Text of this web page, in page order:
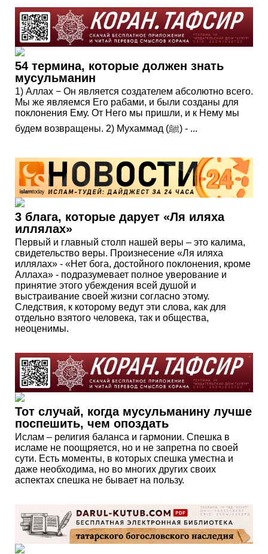
54 термина, которые должен знать
мусульманин
1) Аллах − Он является создателем абсолютно всего.
Мы же являемся Его рабами, и были созданы для
поклонения Ему. От Него мы пришли, и к Нему мы
будем возвращены. 2) Мухаммад (ﷺ) - ...
3 блага, которые дарует «Ля иляха
иллялах»
Первый и главный столп нашей веры – это калима,
свидетельство веры. Произнесение «Ля иляха
иллялах» - «Нет бога, достойного поклонения, кроме
Аллаха» - подразумевает полное уверование и
принятие этого убеждения всей душой и
выстраивание своей жизни согласно этому.
Следствия, к которому ведут эти слова, как для
отдельно взятого человека, так и общества,
неоценимы.
Тот случай, когда мусульманину лучше
поспешить, чем опоздать
Ислам – религия баланса и гармонии. Спешка в
исламе не поощряется, но и не запретна по своей
сути. Есть моменты, в которых спешка уместна и
даже необходима, но во многих других своих
аспектах спешка не бывает на пользу.